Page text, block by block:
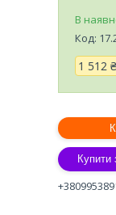
В
Код:
1 512 ₴
Купити